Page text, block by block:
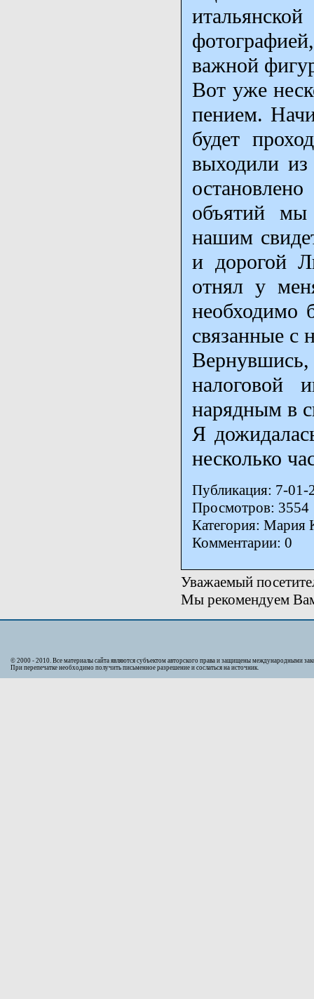
важной
Вот уже
пением.
будет
выходили
объятий мы
нашим
и дорогой
отнял у
необходимо
связанные с
налоговой
нарядным в
Я
несколько
Публикация: 7-01-
Просмотров: 3554
Категория: Мария
Комментарии: 0
Уважаемый
Мы рекомендуем Вам
© 2000 - 2010. Bсе материалы сайта являются субъектом авторского права и защищены международными
При перепечатке необходимо получить письменное разрешение и сослаться на источник.